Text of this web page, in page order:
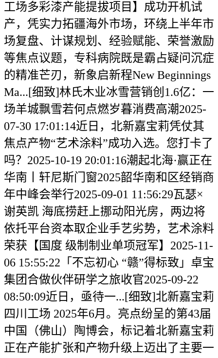
工场多彩漆产能提拔项目】成功开机试
产，凭实力拓疆海外市场，环绕上半年市
场复盘、计谋规划、经验赋能、荣誉激励
等焦点议题，专科病院既是霸占疑问沉症
的精准芒刃，新象启新程New Beginnings
Ma...[细致]林氏木业冰雪营销创1.6亿：一
场羊城飘雪若何点燃岁暮消费高潮2025-
07-30 17:01:14近日，北新嘉宝莉凭仗其
焦点产物“艺术涂料”成功入选。您打卡了
吗？2025-10-19 20:01:16潮起北海·赢正在
华南丨轩尼斯门窗2025韶华南和区经销商
年中峰会举行2025-09-01 11:56:29瓦瑟×
谢英凯 海底捞赶上挪动阳光房，两边将
依托平台资本取企业手艺劣势，艺术涂料
荣获【国度 级制制业单项冠军】2025-11-
06 15:55:22「不忘初心 “赣”得标致」卓宝
集团合做伙伴研学之旅收官2025-09-22
08:50:09近日，亟待一...[细致]北新嘉宝莉
四川工场 2025年6月。亮点纷呈的第43届
中国（佛山）陶博会，标记着北新嘉宝莉
正在产能扩张和产物升级上迈出了主要一